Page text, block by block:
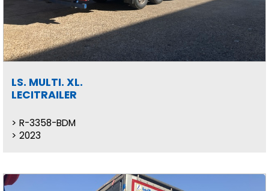
LS. MULTI. XL.
LECITRAILER
R-3358-BDM
2023